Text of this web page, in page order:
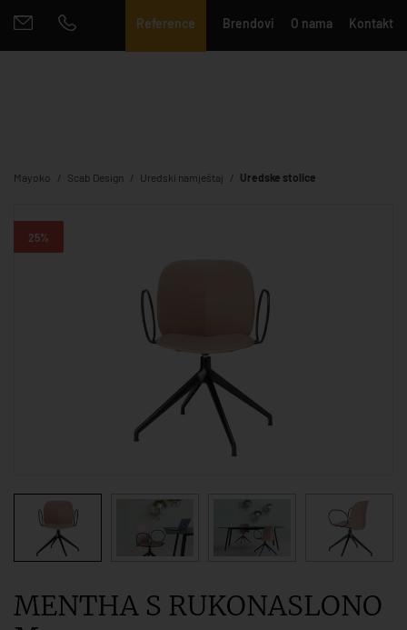
Reference Brendovi O nama Kontakt
Mayoko Scab Design Uredski namještaj Uredske stolice
25%
MENTHA S RUKONASLONO